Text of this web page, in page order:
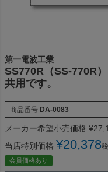
第一電波工業
SS770R（SS-770R
共用です。
商品番号 DA-0083
メーカー希望小売価格 ¥
当店特別価格 ¥20,378
会員価格あり